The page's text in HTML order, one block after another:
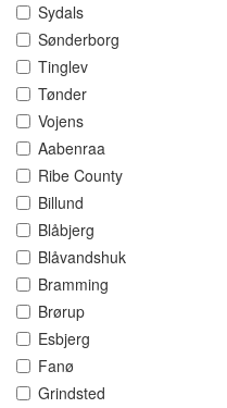
Sydals
Sønderborg
Tinglev
Tønder
Vojens
Aabenraa
Ribe County
Billund
Blåbjerg
Blåvandshuk
Bramming
Brørup
Esbjerg
Fanø
Grindsted